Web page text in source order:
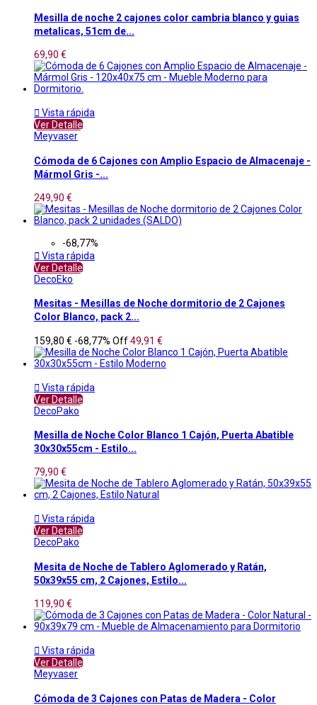
Mesilla de noche 2 cajones color cambria blanco y guias
metalicas, 51cm de...
69,90 €
 Vista rápida
Ver Detalle
Meyvaser
Cómoda de 6 Cajones con Amplio Espacio de Almacenaje -
Mármol Gris -...
249,90 €
-68,77%
 Vista rápida
Ver Detalle
DecoEko
Mesitas - Mesillas de Noche dormitorio de 2 Cajones
Color Blanco, pack 2...
159,80 € -68,77% Off49,91 €
 Vista rápida
Ver Detalle
DecoPako
Mesilla de Noche Color Blanco 1 Cajón, Puerta Abatible
30x30x55cm - Estilo...
79,90 €
 Vista rápida
Ver Detalle
DecoPako
Mesita de Noche de Tablero Aglomerado y Ratán,
50x39x55 cm, 2 Cajones, Estilo...
119,90 €
 Vista rápida
Ver Detalle
Meyvaser
Cómoda de 3 Cajones con Patas de Madera - Color